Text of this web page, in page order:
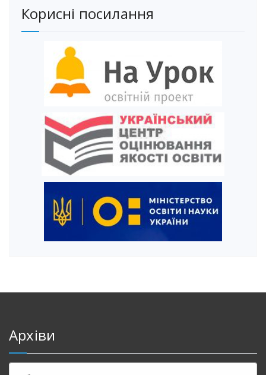
Корисні посилання
Архіви